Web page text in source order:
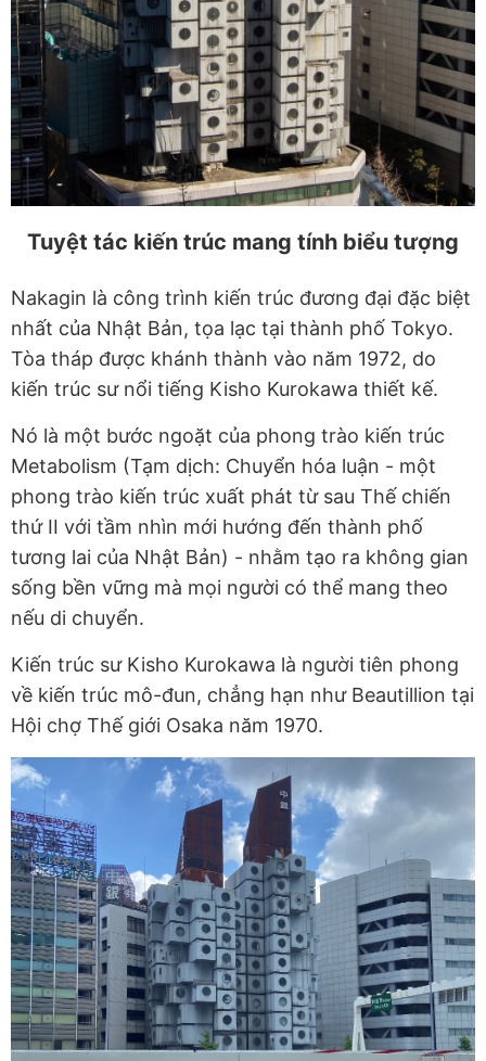
Tuyệt tác kiến trúc mang tính biểu tượng
Nakagin là công trình kiến trúc đương đại đặc biệt
nhất của Nhật Bản, tọa lạc tại thành phố Tokyo.
Tòa tháp được khánh thành vào năm 1972, do
kiến trúc sư nổi tiếng Kisho Kurokawa thiết kế.
Nó là một bước ngoặt của phong trào kiến trúc
Metabolism (Tạm dịch: Chuyển hóa luận - một
phong trào kiến trúc xuất phát từ sau Thế chiến
thứ II với tầm nhìn mới hướng đến thành phố
tương lai của Nhật Bản) - nhằm tạo ra không gian
sống bền vững mà mọi người có thể mang theo
nếu di chuyển.
Kiến trúc sư Kisho Kurokawa là người tiên phong
về kiến trúc mô-đun, chẳng hạn như Beautillion tại
Hội chợ Thế giới Osaka năm 1970.